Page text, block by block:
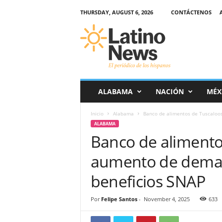
THURSDAY, AUGUST 6, 2026 CONTÁCTENOS
ó
ALABAMA NACIÓN
Inicio Alabama Banco de alimentos de
ALABAMA
Banco de
aumento de
beneficios SNAP
Por Felipe Santos- November 4, 2025 633